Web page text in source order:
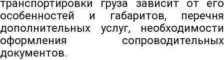
транспортировки груза зависит от его
особенностей и габаритов, перечня
дополнительных услуг, необходимости
оформления сопроводительных
документов.